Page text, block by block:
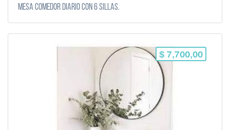
Mesa comedor diario con 6 sillas.
$ 7,700,00